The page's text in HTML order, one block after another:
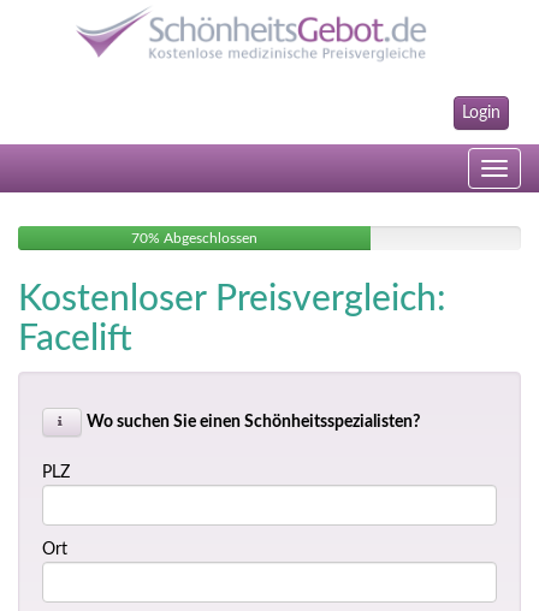
Login
Toggle
70% Abgeschlossen
Kostenloser Preisvergleich:
Facelift
Wo suchen Sie einen Schönheitsspezialisten?
PLZ
Ort